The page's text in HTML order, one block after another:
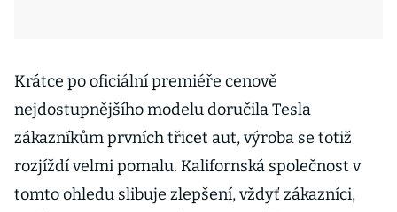
Krátce po oficiální premiéře cenově
nejdostupnějšího modelu doručila Tesla
zákazníkům prvních třicet aut, výroba se totiž
rozjíždí velmi pomalu. Kalifornská společnost v
tomto ohledu slibuje zlepšení, vždyť zákazníci,